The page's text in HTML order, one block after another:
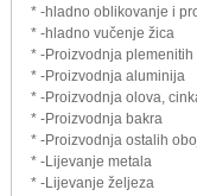
* -hladno oblikovanje i
* -hladno vučenje žica
* -Proizvodnja plemenitih
* -Proizvodnja aluminija
* -Proizvodnja olova,
* -Proizvodnja bakra
* -Proizvodnja ostalih
* -Lijevanje metala
* -Lijevanje željeza